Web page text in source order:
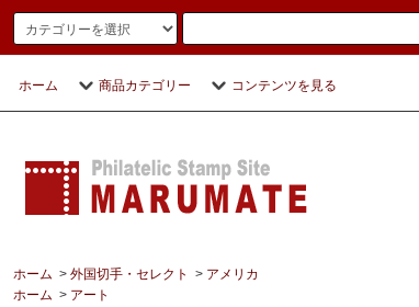
ホーム 商品カテゴリー コンテンツを見る
ホーム > 外国切手・セレクト > アメリカ
ホーム > アート